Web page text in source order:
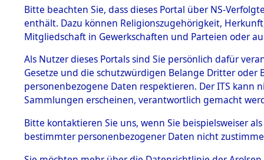
BESTÄNDE
1.
mente
5. Verschiedenes
5.3
Todesmärsche
5.3.1 Alliierte
Erhebungen
zu
Todesmärsch
en
Listen
0011
Bitte beachten Sie, dass dieses Portal über NS-
enthält. Dazu können Religionszugehörigkeit,
Mitgliedschaft in Gewerkschaften und Parteien oder
Als Nutzer dieses Portals sind Sie persönlich dafür
Gesetze und die schutzwürdigen Belange Dritter
personenbezogene Daten respektieren. Der ITS
Sammlungen erscheinen, verantwortlich gemacht
Bitte kontaktieren Sie uns, wenn Sie beispielsweiser
bestimmter personenbezogener Daten nicht